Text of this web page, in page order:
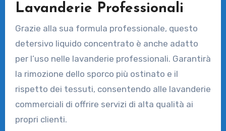
Lavanderie Professionali
Grazie alla sua formula professionale, questo
detersivo liquido concentrato è anche adatto
per l’uso nelle lavanderie professionali. Garantirà
la rimozione dello sporco più ostinato e il
rispetto dei tessuti, consentendo alle lavanderie
commerciali di offrire servizi di alta qualità ai
propri clienti.